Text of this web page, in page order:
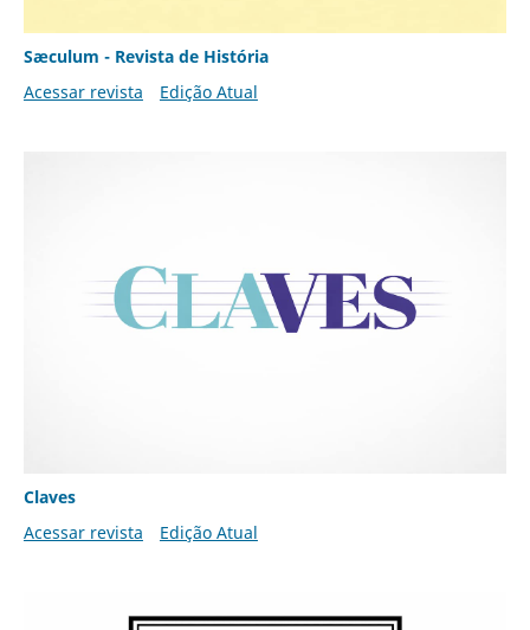
Sæculum - Revista de História
Acessar revista
Edição Atual
Claves
Acessar revista
Edição Atual